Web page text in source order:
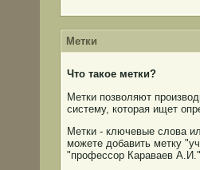
Метки
Что такое метки?
Метки позволяют
систему, которая ищет
Метки - ключевые слова
можете добавить метку
"профессор Караваев